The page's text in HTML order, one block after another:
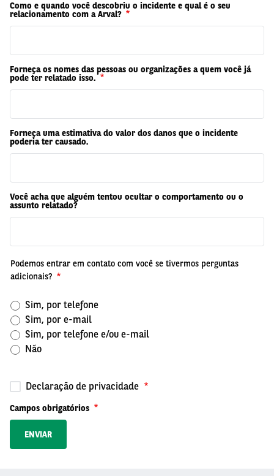
Como e quando você descobriu o incidente e qual é o seu
relacionamento com a Arval?
Forneça os nomes das pessoas ou organizações a quem você já
pode ter relatado isso.
Forneça uma estimativa do valor dos danos que o incidente
poderia ter causado.
Você acha que alguém tentou ocultar o comportamento ou o
assunto relatado?
Podemos entrar em contato com você se tivermos perguntas
adicionais?
Sim, por telefone
Sim, por e-mail
Sim, por telefone e/ou e-mail
Não
Declaração de privacidade
Campos obrigatórios